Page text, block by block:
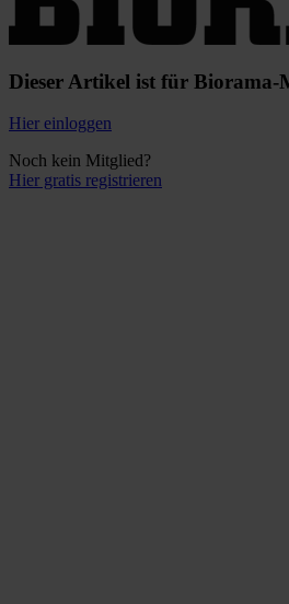
Dieser Artikel ist für
Hier einloggen
Noch kein Mitglied?
Hier gratis registrieren